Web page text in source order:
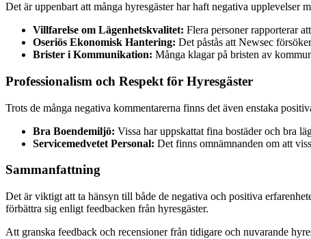
Det är uppenbart att många hyresgäster har haft negativa upplevelser
Villfarelse om Lägenhetskvalitet: Flera personer rapporterar
Oseriös Ekonomisk Hantering: Det påstås att Newsec
Brister i Kommunikation: Många klagar på bristen av
Professionalism och Respekt för Hyresgäster
Trots de många negativa kommentarerna finns det även enstaka
Bra Boendemiljö: Vissa har uppskattat fina bostäder och bra
Servicemedvetet Personal: Det finns omnämnanden om att
Sammanfattning
Det är viktigt att ta hänsyn till både de negativa och positiva
förbättra sig enligt feedbacken från hyresgäster.
Att granska feedback och recensioner från tidigare och nuvarande